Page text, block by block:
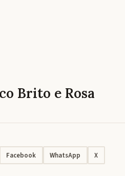
Brito e Rosa
Facebook WhatsApp X